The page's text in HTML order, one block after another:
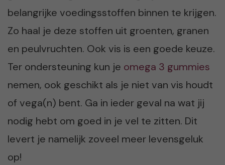
belangrijke voedingsstoffen binnen te krijgen.
Zo haal je deze stoffen uit groenten, granen
en peulvruchten. Ook vis is een goede keuze.
Ter ondersteuning kun je omega 3 gummies
nemen, ook geschikt als je niet van vis houdt
of vega(n) bent. Ga in ieder geval na wat jij
nodig hebt om goed in je vel te zitten. Dit
levert je namelijk zoveel meer levensgeluk
op!